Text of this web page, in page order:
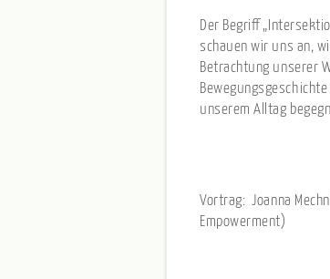
Der Begriff
schauen wir uns an,
Betrachtung unserer
unserem Alltag
Vortrag: Joanna
Empowerment)